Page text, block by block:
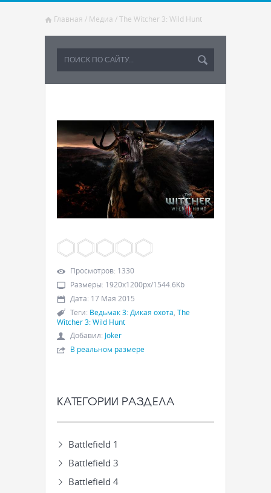
Главная / Медиа /The Witcher 3: Wild Hunt
Просмотров: 1330
Размеры: 1920x1200px/1544.6Kb
Дата: 17 Мая 2015
Теги: Ведьмак 3: Дикая охота The
Witcher 3: Wild Hunt
Добавил: Joker
В реальном размере
КАТЕГОРИИ РАЗДЕЛА
Battlefield 1
Battlefield 3
Battlefield 4